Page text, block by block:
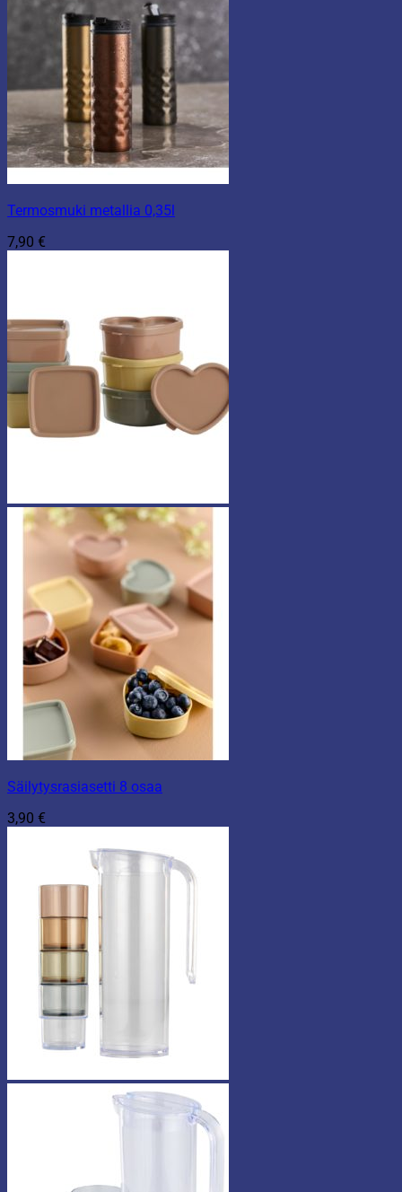
Termosmuki metallia 0,35l
7,90 €
Säilytysrasiasetti 8 osaa
3,90 €